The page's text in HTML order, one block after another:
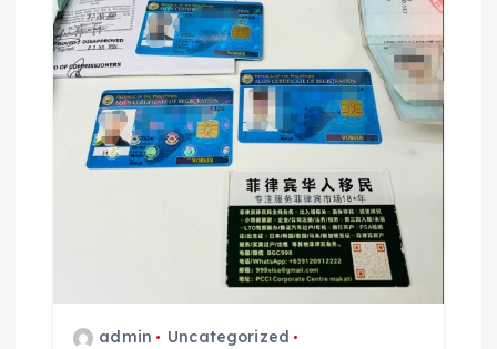
admin
Uncategorized